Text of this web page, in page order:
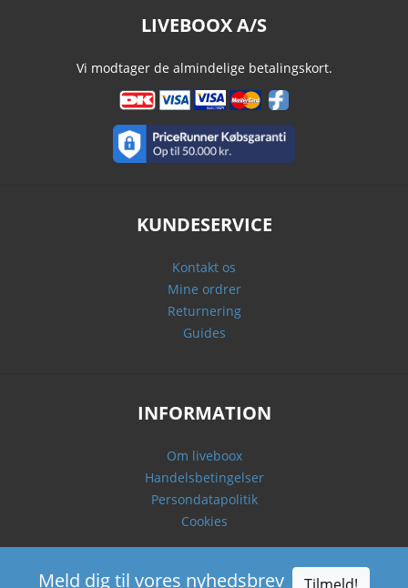
LIVEBOOX A/S
Vi modtager de almindelige betalingskort.
KUNDESERVICE
Kontakt os
Mine ordrer
Returnering
Guides
INFORMATION
Om liveboox
Handelsbetingelser
Persondatapolitik
Cookies
Meld dig til vores nyhedsbrev